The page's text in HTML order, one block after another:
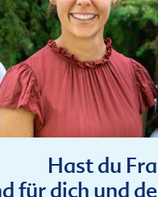
Hast du
für dich und